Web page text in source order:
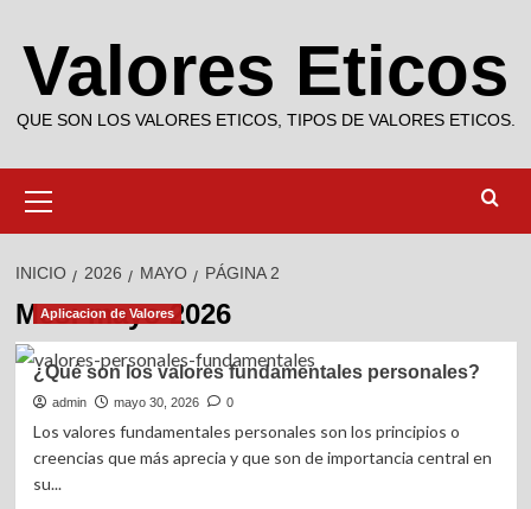
contenido
Valores Eticos
QUE SON LOS VALORES ETICOS, TIPOS DE VALORES ETICOS.
primario
INICIO 2026 MAYO PÁGINA 2
Mes:mayo 2026
Aplicacion de Valores
¿Qué son los valores fundamentales personales?
admin mayo 30, 2026 0
Los valores fundamentales personales son los principios o
creencias que más aprecia y que son de importancia central en
su...